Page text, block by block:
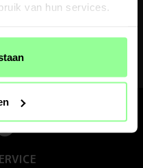
van hun services.
je eerste aankoop
met ons privacybeleid